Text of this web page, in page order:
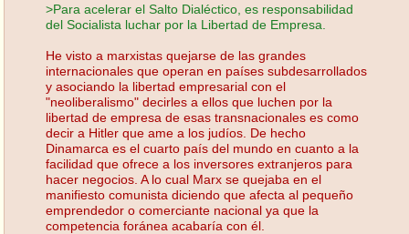
>Para acelerar el Salto Dialéctico, es responsabilidad
del Socialista luchar por la Libertad de Empresa.
He visto a marxistas quejarse de las grandes
internacionales que operan en países subdesarrollados
y asociando la libertad empresarial con el
"neoliberalismo" decirles a ellos que luchen por la
libertad de empresa de esas transnacionales es como
decir a Hitler que ame a los judíos. De hecho
Dinamarca es el cuarto país del mundo en cuanto a la
facilidad que ofrece a los inversores extranjeros para
hacer negocios. A lo cual Marx se quejaba en el
manifiesto comunista diciendo que afecta al pequeño
emprendedor o comerciante nacional ya que la
competencia foránea acabaría con él.